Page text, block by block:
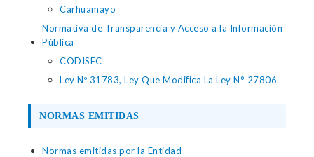
Carhuamayo
Normativa de Transparencia y Acceso a la Información
Pública
CODISEC
Ley Nº 31783, Ley Que Modifica La Ley N° 27806.
NORMAS EMITIDAS
Normas emitidas por la Entidad